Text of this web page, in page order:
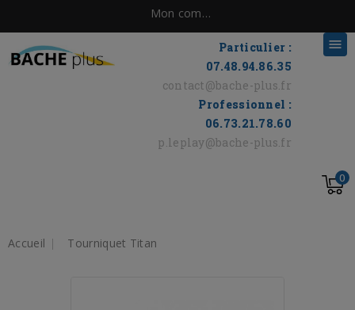
Mon compte
Particulier :
07.48.94.86.35
contact@bache-plus.fr
Professionnel :
06.73.21.78.60
p.leplay@bache-plus.fr

0
Accueil Tourniquet Titan